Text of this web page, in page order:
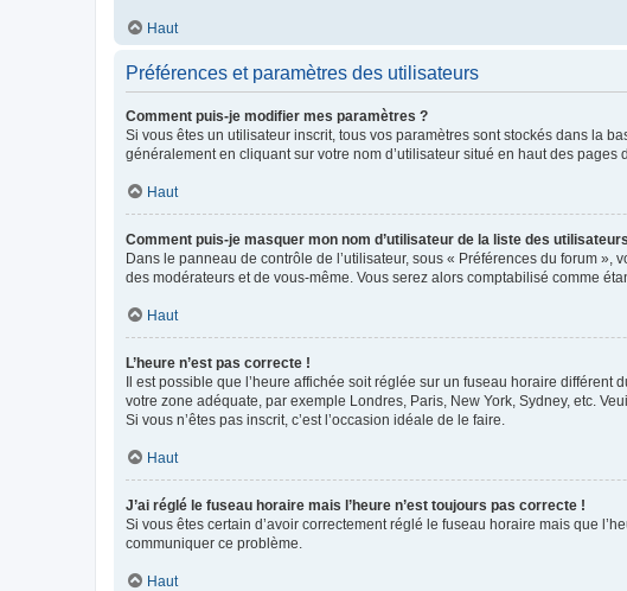
Haut
Préférences et paramètres des utilisateurs
Comment puis-je modifier mes paramètres ?
Si vous êtes un utilisateur inscrit, tous vos paramètres sont stockés dans la
généralement en cliquant sur votre nom d’utilisateur situé en haut des
Haut
Comment puis-je masquer mon nom d’utilisateur de la liste des
Dans le panneau de contrôle de l’utilisateur, sous « Préférences du forum
des modérateurs et de vous-même. Vous serez alors comptabilisé comme
Haut
L’heure n’est pas correcte !
Il est possible que l’heure affichée soit réglée sur un fuseau horaire
votre zone adéquate, par exemple Londres, Paris, New York, Sydney, etc.
Si vous n’êtes pas inscrit, c’est l’occasion idéale de le faire.
Haut
J’ai réglé le fuseau horaire mais l’heure n’est toujours pas correcte !
Si vous êtes certain d’avoir correctement réglé le fuseau horaire mais que
communiquer ce problème.
Haut